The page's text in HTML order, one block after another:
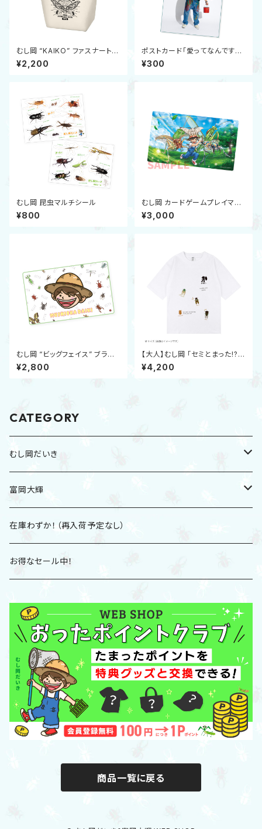
むし岡 “KAIKO” ファスナートー
トバッグ（トガシユウスケ コラボ）
¥2,200
ポストカード「愛ってなんです
か？②」
¥300
むし岡 昆虫マルチシール
¥800
むし岡 カードゲームプレイマッ
ト 2025（鹿助コラボ）
¥3,000
むし岡 “ビッグフェイス” ブラン
ケット
¥2,800
【大人】むし岡 「セミとまった!?」
Tシャツ（みのじ コラボ）
¥4,200
CATEGORY
むし岡だいき
2026夏グッズ
2025冬グッズ
2025夏グッズ
パーカー
スウェット
帽子/バッグ/ポーチ
フィギュア/アクスタ/キーホルダー
富岡大輝
CD
DVD
「POTLUCK」グッズ
在庫わずか！（再入荷予定なし）
お得なセール中！
商品一覧に戻る